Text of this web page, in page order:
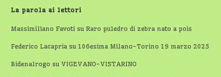
La parola ai lettori
Massimiliano Favoti suRaro puledro di zebra nato a pois
Federico Lacapria su 106esima Milano-Torino 19 marzo 2025
Bidenalrogo su VIGEVANO-VISTARINO